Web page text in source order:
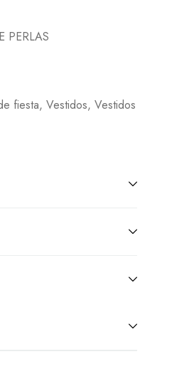
PERLAS
fiesta,Vestidos,Vestidos